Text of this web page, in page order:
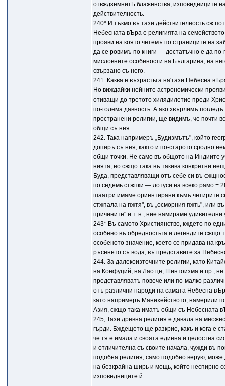
отвждземнитЬ блаженства, изповедниците
действителность.
240* И тъкмо въ тази действителность сж
Небесната вЪра е религията на
прояви на която четемъ по страниците на
да се ровимъ по книги — достатъчно е да
мисловните особености на Българина, на
свързано съ него.
241. Каква е възрастьта на'тази Небесна
Но виждайки нейните астрономически
отиващи до третото хилядилетие преди
по-голема давность. А ако хвърлимъ
пространени религии, ще видимъ, че почти
общи съ нея.
242. Така напримеръ „Будизмътъ", който
допиръ съ нея, както и по-старото сродно
общи точки. Не само въ общото на Индиите
нията, но сжщо така въ такива конкретни
Буда, представляващи отъ себе си въ
по седемь стжпки — лотуси на всеко рамо =
шаатри имаме ориентирани къмъ четирите
стжпала на пжтя", въ „осморния пжть", или
причините" и т. н., ние намираме
243* Въ самото Християнство, кждето по
особено въ обредностьта и легендите сжщо
особеното значение, което се придава на
ръсенето съ вода, въ представите за
244. За далекоизточните религии, като
на Конфуций, на Лао це, Шинтоизма и пр.,
представляватъ повече или по-малко
отъ различни народи на самата Небесна
като напримеръ Манихейството, намерили
Азия, сжщо така иматъ общи съ Небесната
245, Тази древна религия е давала на
гърди. Бждещето ще разкрие, какъ и кога е
че тя е имала и своята единна и целостна
и отличителна съ своите начала, чужди въ
подобна религия, само подобно верую,
на безкрайна ширь и мощь, който неспирно
изповедниците й.